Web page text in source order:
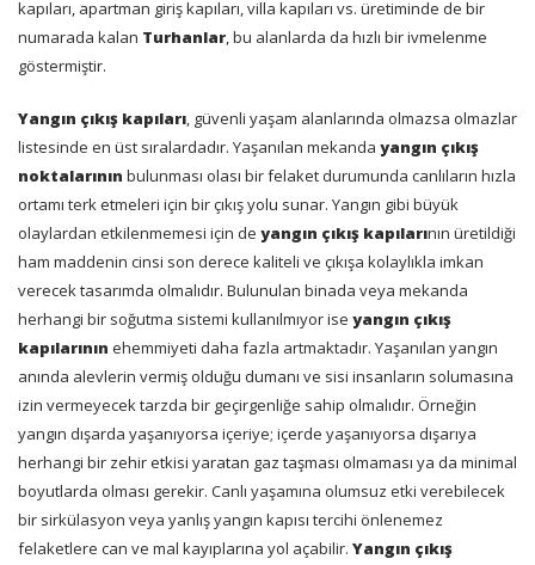
kapıları, apartman giriş kapıları, villa kapıları vs. üretiminde de bir
numarada kalan Turhanlar, bu alanlarda da hızlı bir ivmelenme
göstermiştir.
Yangın çıkış kapıları, güvenli yaşam alanlarında olmazsa olmazlar
listesinde en üst sıralardadır. Yaşanılan mekanda yangın çıkış
noktalarının bulunması olası bir felaket durumunda canlıların hızla
ortamı terk etmeleri için bir çıkış yolu sunar. Yangın gibi büyük
olaylardan etkilenmemesi için de yangın çıkış kapılarının üretildiği
ham maddenin cinsi son derece kaliteli ve çıkışa kolaylıkla imkan
verecek tasarımda olmalıdır. Bulunulan binada veya mekanda
herhangi bir soğutma sistemi kullanılmıyor ise yangın çıkış
kapılarının ehemmiyeti daha fazla artmaktadır. Yaşanılan yangın
anında alevlerin vermiş olduğu dumanı ve sisi insanların solumasına
izin vermeyecek tarzda bir geçirgenliğe sahip olmalıdır. Örneğin
yangın dışarda yaşanıyorsa içeriye; içerde yaşanıyorsa dışarıya
herhangi bir zehir etkisi yaratan gaz taşması olmaması ya da minimal
boyutlarda olması gerekir. Canlı yaşamına olumsuz etki verebilecek
bir sirkülasyon veya yanlış yangın kapısı tercihi önlenemez
felaketlere can ve mal kayıplarına yol açabilir. Yangın çıkış